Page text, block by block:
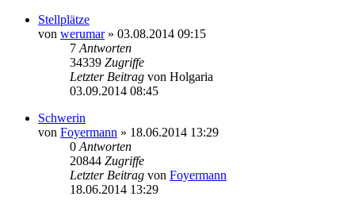
Stellplätze
von werumar» 03.08.2014 09:15
7 Antworten
34339 Zugriffe
Letzter Beitrag von Holgaria
03.09.2014 08:45
Schwerin
von Foyermann » 18.06.2014 13:29
0 Antworten
20844 Zugriffe
Letzter Beitrag von Foyermann
18.06.2014 13:29